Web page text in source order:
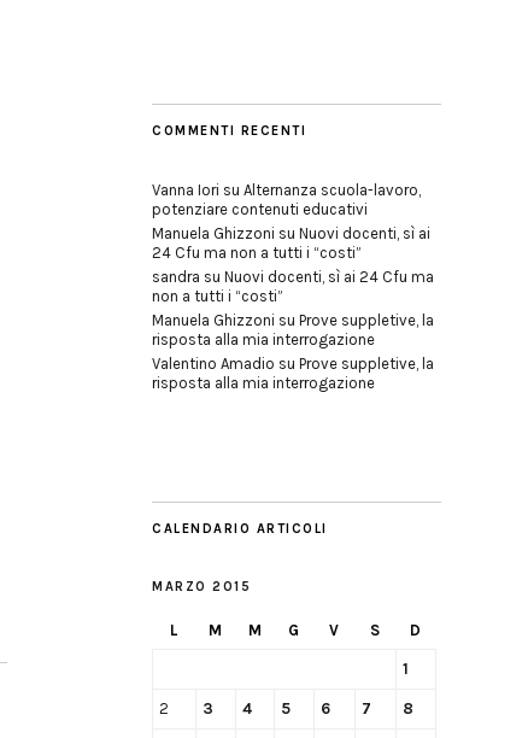
COMMENTI RECENTI
Vanna Iori su Alternanza scuola-lavoro,
potenziare contenuti educativi
Manuela Ghizzoni su Nuovi docenti, sì ai
24 Cfu ma non a tutti i “costi”
sandra su Nuovi docenti, sì ai 24 Cfu ma
non a tutti i “costi”
Manuela Ghizzoni su Prove suppletive, la
risposta alla mia interrogazione
Valentino Amadio su Prove suppletive, la
risposta alla mia interrogazione
CALENDARIO ARTICOLI
MARZO 2015
L M M G V S D
1
2 3 4 5 6 7 8